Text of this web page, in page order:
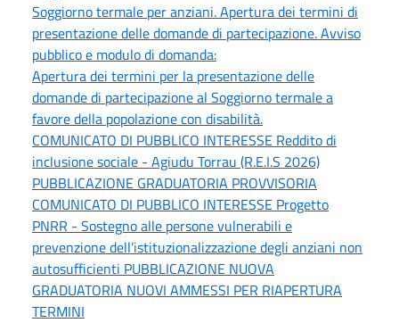
Soggiorno termale per anziani. Apertura dei termini di
presentazione delle domande di partecipazione. Avviso
pubblico e modulo di domanda:
Apertura dei termini per la presentazione delle
domande di partecipazione al Soggiorno termale a
favore della popolazione con disabilità.
COMUNICATO DI PUBBLICO INTERESSE Reddito di
inclusione sociale - Agiudu Torrau (R.E.I.S 2026)
PUBBLICAZIONE GRADUATORIA PROVVISORIA
COMUNICATO DI PUBBLICO INTERESSE Progetto
PNRR - Sostegno alle persone vulnerabili e
prevenzione dell’istituzionalizzazione degli anziani non
autosufficienti PUBBLICAZIONE NUOVA
GRADUATORIA NUOVI AMMESSI PER RIAPERTURA
TERMINI